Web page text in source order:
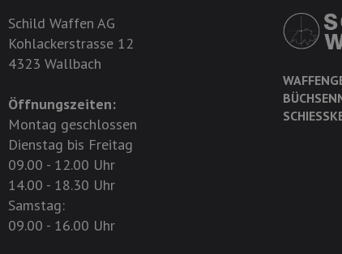
Schild Waffen AG
Kohlackerstrasse 12
4323 Wallbach
Öffnungszeiten:
Montag geschlossen
Dienstag bis Freitag
09.00 - 12.00 Uhr
14.00 - 18.30 Uhr
Samstag:
09.00 - 16.00 Uhr